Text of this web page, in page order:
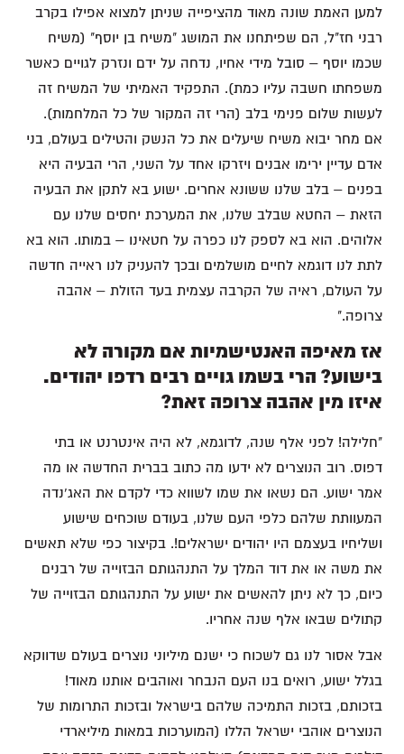
למען האמת שונה מאוד מהציפייה שניתן למצוא אפילו בקרב
רבני חז"ל, הם שפיתחנו את המושג "משיח בן יוסף" (משיח
שכמו יוסף – סובל מידי אחיו, נדחה על ידם ונזרק לגויים כאשר
משפחתו חשבה עליו כמת). התפקיד האמיתי של המשיח זה
לעשות שלום פנימי בלב (הרי זה המקור של כל המלחמות).
אם מחר יבוא משיח שיעלים את כל הנשק והטילים בעולם, בני
אדם עדיין ירימו אבנים ויזרקו אחד על השני, הרי הבעיה היא
בפנים – בלב שלנו ששונא אחרים. ישוע בא לתקן את הבעיה
הזאת – החטא שבלב שלנו, את המערכת יחסים שלנו עם
אלוהים. הוא בא לספק לנו כפרה על חטאינו – במותו. הוא בא
לתת לנו דוגמא לחיים מושלמים ובכך להעניק לנו ראייה חדשה
על העולם, ראיה של הקרבה עצמית בעד הזולת – אהבה
צרופה."
אז מאיפה האנטישמיות אם מקורה לא
בישוע? הרי בשמו גויים רבים רדפו יהודים.
איזו מין אהבה צרופה זאת?
"חלילה! לפני אלף שנה, לדוגמא, לא היה אינטרנט או בתי
דפוס. רוב הנוצרים לא ידעו מה כתוב בברית החדשה או מה
אמר ישוע. הם נשאו את שמו לשווא כדי לקדם את האג'נדה
המעוותת שלהם כלפי העם שלנו, בעודם שוכחים שישוע
ושליחיו בעצמם היו יהודים ישראלים!. בקיצור כפי שלא תאשים
את משה או את דוד המלך על התנהגותם הבזוייה של רבנים
כיום, כך לא ניתן להאשים את ישוע על התנהגותם הבזוייה של
קתולים שבאו אלף שנה אחריו.
אבל אסור לנו גם לשכוח כי ישנם מיליוני נוצרים בעולם שדווקא
בגלל ישוע, רואים בנו העם הנבחר ואוהבים אותנו מאוד!
בזכותם, בזכות התמיכה שלהם בישראל ובזכות התרומות של
הנוצרים אוהבי ישראל הללו (המוערכות במאות מיליארדי